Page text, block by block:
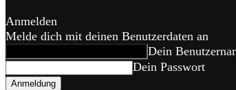
Anmelden
Melde dich mit deinen Benutzerdaten an
Dein
Dein Passwort